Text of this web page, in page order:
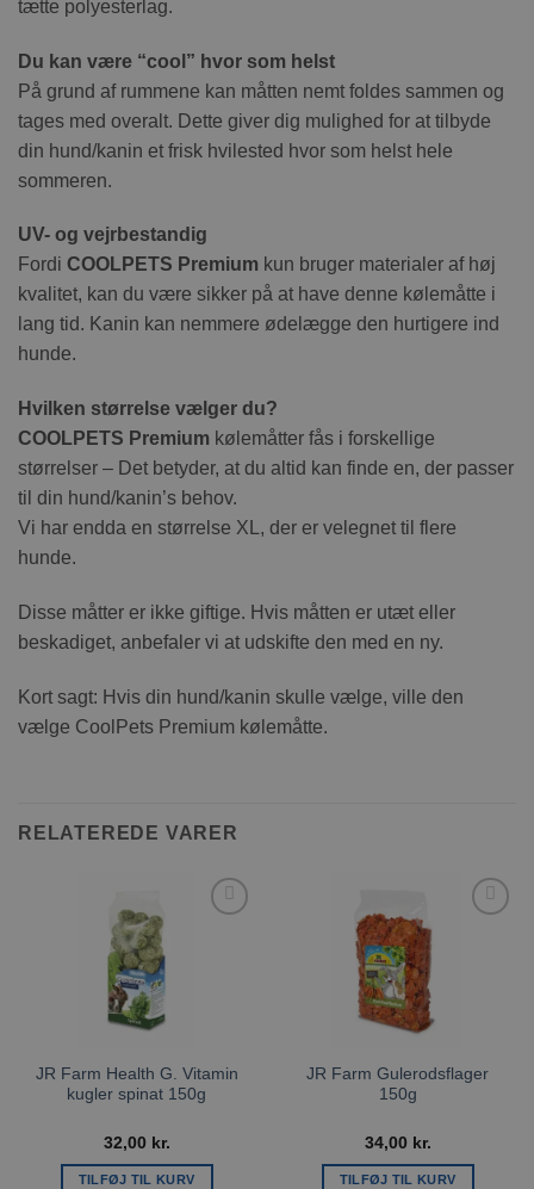
tætte polyesterlag.
Du kan være “cool” hvor som helst
På grund af rummene kan måtten nemt foldes sammen og
tages med overalt. Dette giver dig mulighed for at tilbyde
din hund/kanin et frisk hvilested hvor som helst hele
sommeren.
UV- og vejrbestandig
Fordi COOLPETS Premium kun bruger materialer af høj
kvalitet, kan du være sikker på at have denne kølemåtte i
lang tid. Kanin kan nemmere ødelægge den hurtigere ind
hunde.
Hvilken størrelse vælger du?
COOLPETS Premium kølemåtter fås i forskellige
størrelser – Det betyder, at du altid kan finde en, der passer
til din hund/kanin’s behov.
Vi har endda en størrelse XL, der er velegnet til flere
hunde.
Disse måtter er ikke giftige. Hvis måtten er utæt eller
beskadiget, anbefaler vi at udskifte den med en ny.
Kort sagt: Hvis din hund/kanin skulle vælge, ville den
vælge CoolPets Premium kølemåtte.
RELATEREDE VARER
JR Farm Health G. Vitamin
kugler spinat 150g
32,00 kr.
TILFØJ TIL KURV
JR Farm Gulerodsflager
150g
34,00 kr.
TILFØJ TIL KURV